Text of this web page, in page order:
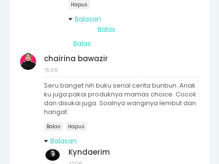
Hapus
Balasan
Balas
Balas
chairina bawazir
15:56
Seru banget nih buku serial cerita bunbun. Anak
ku juga pakai produknya mamas choice. Cocok
dan disukai juga. Soalnya wanginya lembut dan
hangat.
Balas Hapus
Balasan
Kyndaerim